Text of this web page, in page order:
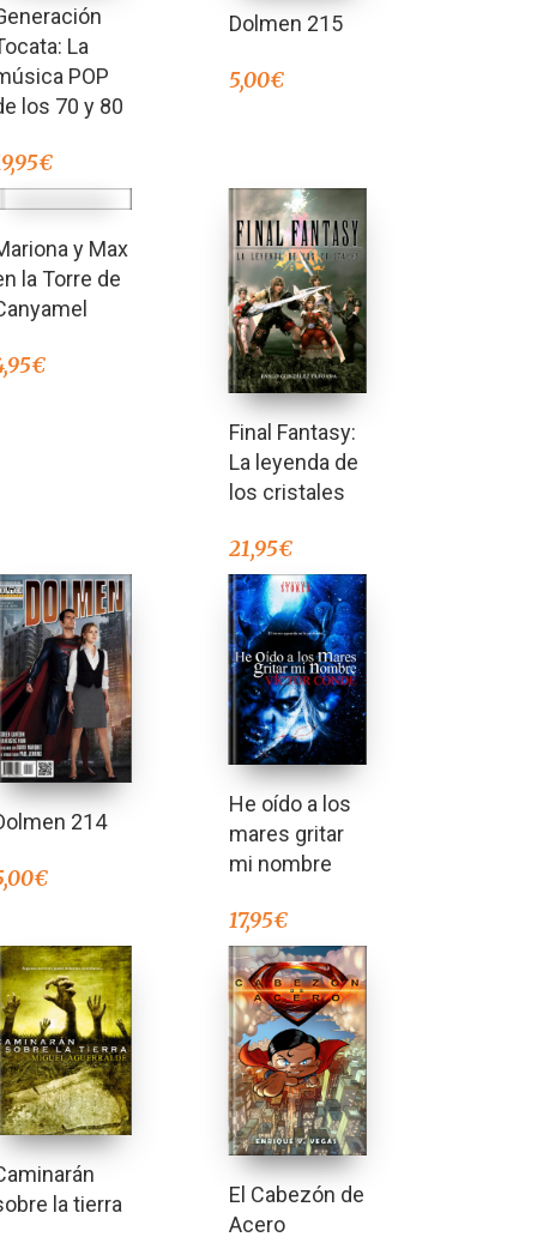
La
POP
los 70 y 80
€
Dolmen 215
5,00€
y Max
la Torre de
€
Final Fantasy:
La leyenda de
los cristales
21,95€
214
€
He oído a los
mares gritar
mi nombre
17,95€
la tierra
El Cabezón de
Acero